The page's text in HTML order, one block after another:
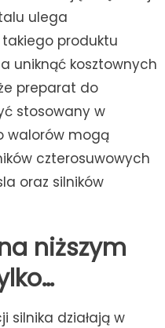
ulega
produktu
uniknąć kosztownych
preparat do
stosowany w
walorów mogą
czterosuwowych
oraz silników
niższym
silnika działają w